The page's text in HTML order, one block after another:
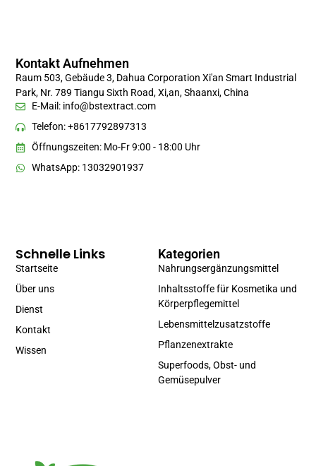
Kategorien
Nahrungsergänzungsmittel
Inhaltsstoffe für Kosmetika und
Körperpflegemittel
Lebensmittelzusatzstoffe
Pflanzenextrakte
Superfoods, Obst- und
Gemüsepulver
Schnelle Links
Startseite
Über uns
Dienst
Kontakt
Wissen
Kontakt Aufnehmen
Raum 503, Gebäude 3, Dahua Corporation Xi'an Smart Industrial
Park, Nr. 789 Tiangu Sixth Road, Xi,an, Shaanxi, China
E-Mail: info@bstextract.com
Telefon: +8617792897313
Öffnungszeiten: Mo-Fr 9:00 - 18:00 Uhr
WhatsApp: 13032901937
Spanish